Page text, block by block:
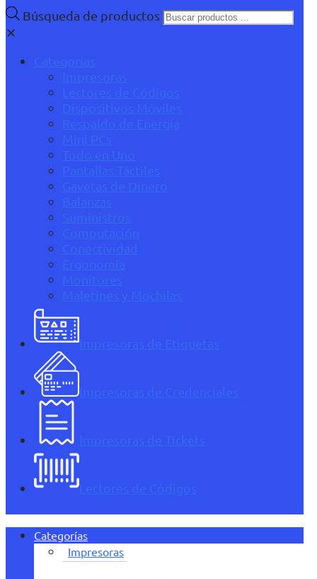
Búsqueda de productos
✕
Categorías
Impresoras
Lectores de Códigos
Dispositivos Móviles
Respaldo de Energía
Mini PCs
Todo en Uno
Pantallas Táctiles
Gavetas de Dinero
Balanzas
Suministros
Computación
Conectividad
Ergonomía
Monitores
Maletines y Mochilas
Impresoras de Etiquetas
Impresoras de Credenciales
Impresoras de Tickets
Lectores de Códigos
Categorías
Impresoras